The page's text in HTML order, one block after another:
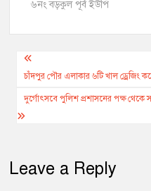
c
b
k
s
e
e
a
s
p
a
l
L
k
t
৬নং বড়কুল পূর্ব ইউপি
Post
navigation
চাঁদপুর পৌর এলাকার ৬টি খাল ড্রেজিং
দুর্গোৎসবে পুলিশ প্রশাসনের পক্ষ থেকে
Leave a Reply